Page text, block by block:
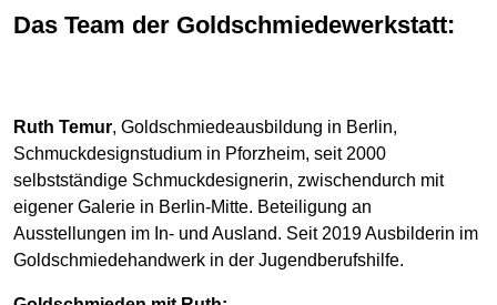
Das Team der Goldschmiedewerkstatt:
Ruth Temur, Goldschmiedeausbildung in Berlin,
Schmuckdesignstudium in Pforzheim, seit 2000
selbstständige Schmuckdesignerin, zwischendurch mit
eigener Galerie in Berlin-Mitte. Beteiligung an
Ausstellungen im In- und Ausland. Seit 2019 Ausbilderin im
Goldschmiedehandwerk in der Jugendberufshilfe.